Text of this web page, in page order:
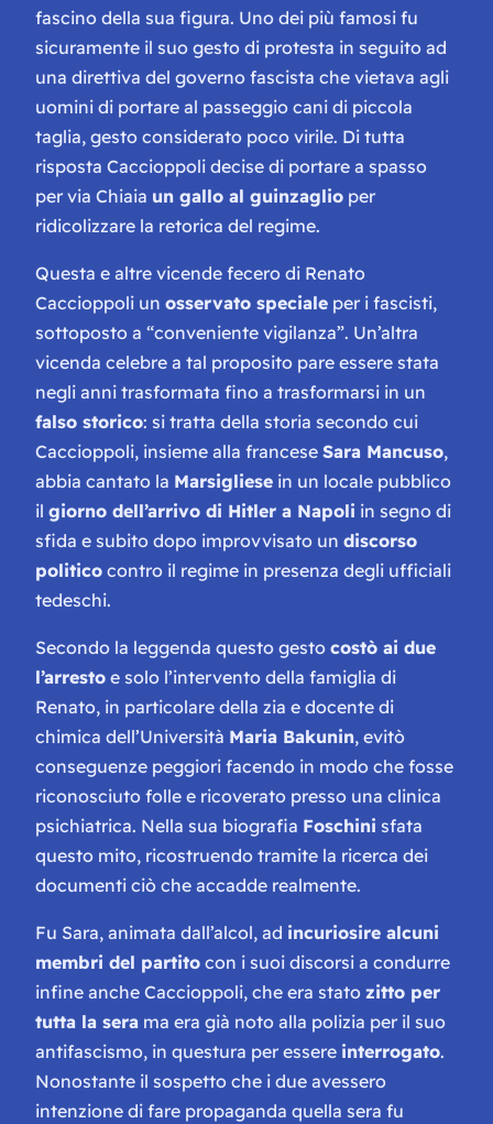
fascino della sua figura. Uno dei più famosi fu
sicuramente il suo gesto di protesta in seguito ad
una direttiva del governo fascista che vietava agli
uomini di portare al passeggio cani di piccola
taglia, gesto considerato poco virile. Di tutta
risposta Caccioppoli decise di portare a spasso
per via Chiaia un gallo al guinzaglio per
ridicolizzare la retorica del regime.
Questa e altre vicende fecero di Renato
Caccioppoli un osservato speciale per i fascisti,
sottoposto a “conveniente vigilanza”. Un’altra
vicenda celebre a tal proposito pare essere stata
negli anni trasformata fino a trasformarsi in un
falso storico: si tratta della storia secondo cui
Caccioppoli, insieme alla francese Sara Mancuso,
abbia cantato la Marsigliese in un locale pubblico
il giorno dell’arrivo di Hitler a Napoli in segno di
sfida e subito dopo improvvisato un discorso
politico contro il regime in presenza degli ufficiali
tedeschi.
Secondo la leggenda questo gesto costò ai due
l’arresto e solo l’intervento della famiglia di
Renato, in particolare della zia e docente di
chimica dell’Università Maria Bakunin, evitò
conseguenze peggiori facendo in modo che fosse
riconosciuto folle e ricoverato presso una clinica
psichiatrica. Nella sua biografia Foschini sfata
questo mito, ricostruendo tramite la ricerca dei
documenti ciò che accadde realmente.
Fu Sara, animata dall’alcol, ad incuriosire alcuni
membri del partito con i suoi discorsi a condurre
infine anche Caccioppoli, che era stato zitto per
tutta la sera ma era già noto alla polizia per il suo
antifascismo, in questura per essere interrogato.
Nonostante il sospetto che i due avessero
intenzione di fare propaganda quella sera fu